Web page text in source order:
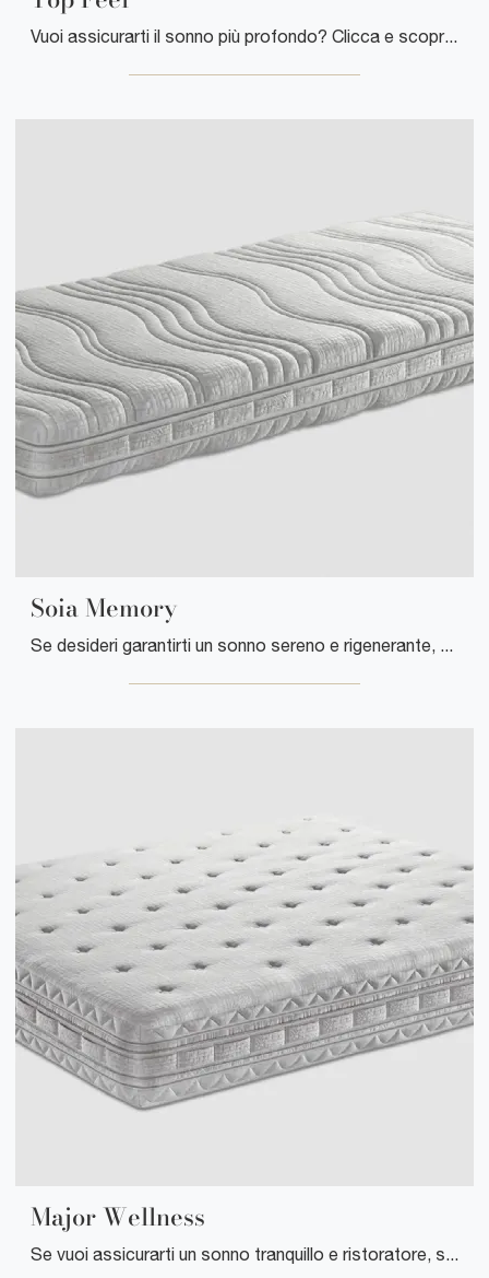
Vuoi assicurarti il sonno più profondo? Clicca e scopri di più sul materasso Top Feel tra i modelli Soia matrimoniali di Manifattura Falomo!
Soia Memory
Se desideri garantirti un sonno sereno e rigenerante, scopri i Materassi Soia singoli come il modello Soia Memory Manifattura Falomo.
Major Wellness
Se vuoi assicurarti un sonno tranquillo e ristoratore, scopri i Materassi Soia matrimoniali come il modello Major Wellness Manifattura Falomo.